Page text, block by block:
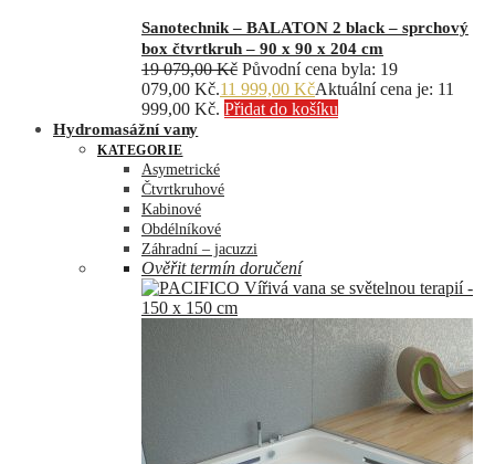
Sanotechnik – BALATON 2 black – sprchový
box čtvrtkruh – 90 x 90 x 204 cm
19 079,00Kč Původní cena byla: 19
079,00 Kč.11 999,00 KčAktuální cena je: 11
999,00 Kč. Přidat do košíku
Hydromasážní vany
KATEGORIE
Asymetrické
Čtvrtkruhové
Kabinové
Obdélníkové
Záhradní – jacuzzi
Ověřit termín doručení